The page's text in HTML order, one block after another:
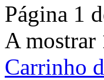
Página 1
A mostrar
Carrinho